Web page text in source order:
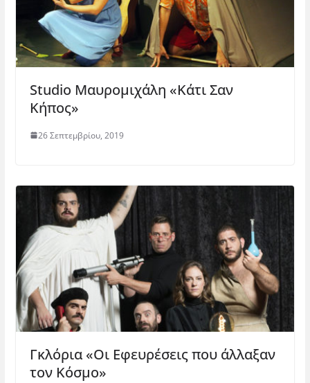
Studio Μαυρομιχάλη «Κάτι Σαν
Κήπος»
26 Σεπτεμβρίου, 2019
Γκλόρια «Οι Εφευρέσεις που άλλαξαν
τον Κόσμο»